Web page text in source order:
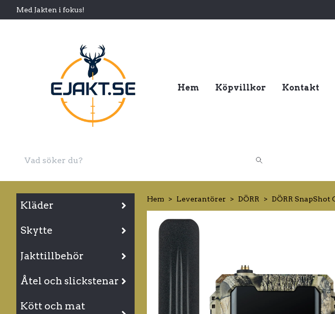
Med Jakten i fokus!
Hem Köpvillkor Kontakt
Kläder
Skytte
Jakttillbehör
Åtel och slickstenar
Kött och mat
Hem Leverantörer DÖRR DÖRR